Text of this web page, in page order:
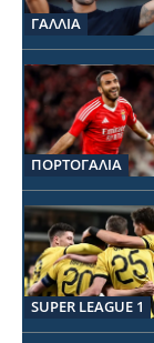
ΓΑΛΛΙΑ
ΠΟΡΤΟΓΑΛΙΑ
SUPER LEAGUE 1